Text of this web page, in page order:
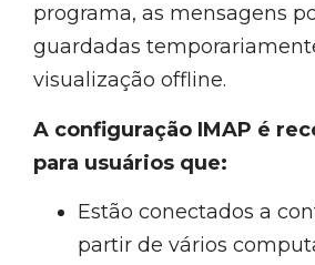
programa, as mensagens
guardadas
visualização offline.
A configuração IMAP é
para usuários que:
Estão conectados a
partir de vários